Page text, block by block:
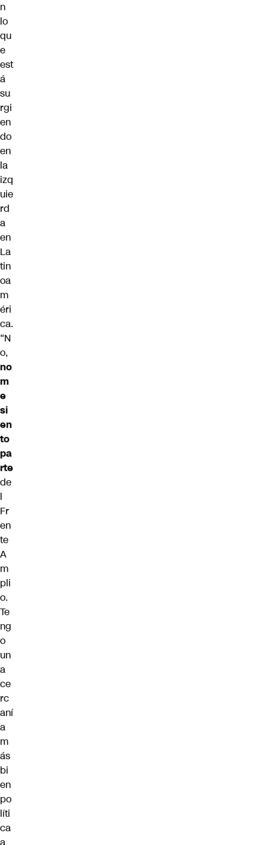
n
lo
qu
e
est
á
su
rgi
en
do
en
la
izq
uie
rd
a
en
La
tin
oa
m
éri
ca.
“N
o,
no
m
e
si
en
to
pa
rte
de
l
Fr
en
te
A
m
pli
o.
Te
ng
o
un
a
ce
rc
aní
a
m
ás
bi
en
po
líti
ca
a